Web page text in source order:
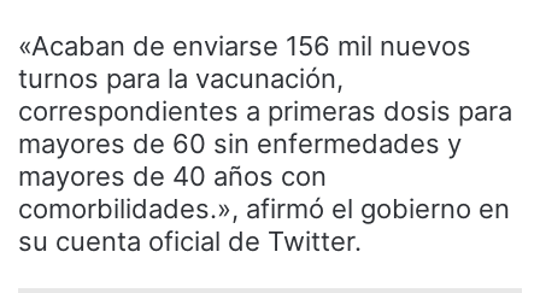
«Acaban de enviarse 156 mil nuevos
turnos para la vacunación,
correspondientes a primeras dosis para
mayores de 60 sin enfermedades y
mayores de 40 años con
comorbilidades.», afirmó el gobierno en
su cuenta oficial de Twitter.